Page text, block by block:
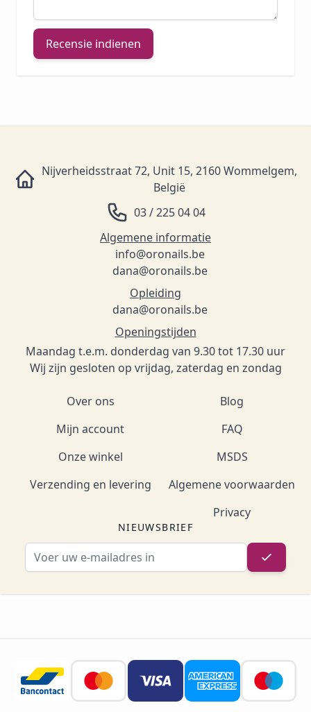
Recensie indienen
Nijverheidsstraat 72, Unit 15, 2160 Wommelgem,
België
03 / 225 04 04
Algemene informatie
info@oronails.be
dana@oronails.be
Opleiding
dana@oronails.be
Openingstijden
Maandag t.e.m. donderdag van 9.30 tot 17.30 uur
Wij zijn gesloten op vrijdag, zaterdag en zondag
Over ons
Mijn account
Onze winkel
Verzending en levering
Blog
FAQ
MSDS
Algemene voorwaarden
Privacy
NIEUWSBRIEF